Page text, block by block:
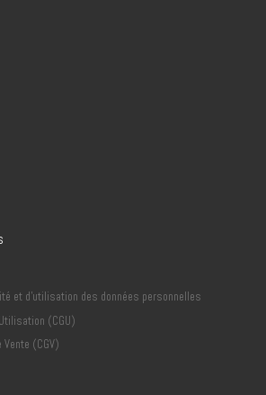
et d’utilisation des données personnelles
(CGU)
(CGV)